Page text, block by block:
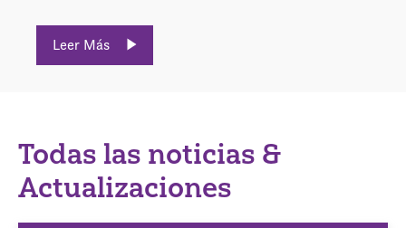
Leer Más
Todas las noticias &
Actualizaciones